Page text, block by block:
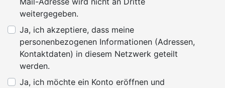
weitergegeben.
Ja, ich akzeptiere, dass meine
personenbezogenen Informationen (Adressen,
Kontaktdaten) in diesem Netzwerk geteilt
werden.
Ja, ich möchte ein Konto eröffnen und